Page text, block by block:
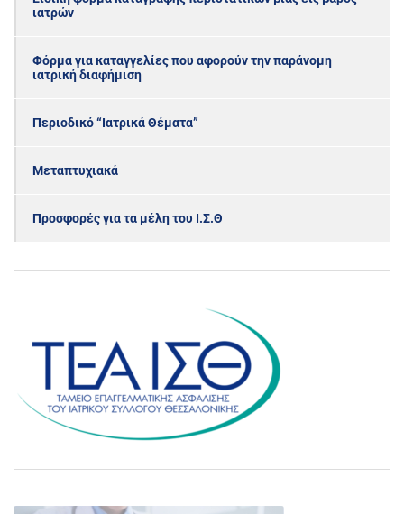
ιατρών
Φόρμα για καταγγελίες που αφορούν την παράνομη
ιατρική διαφήμιση
Περιοδικό “Ιατρικά Θέματα”
Μεταπτυχιακά
Προσφορές για τα μέλη του Ι.Σ.Θ